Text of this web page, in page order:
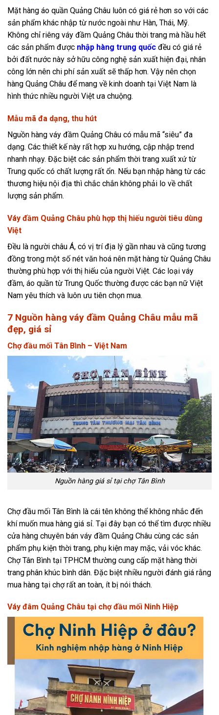
Mặt hàng áo quần Quảng Châu luôn có giá rẻ hơn so với các
sản phẩm khác nhập từ nước ngoài như Hàn, Thái, Mỹ.
Không chỉ riêng váy đầm Quảng Châu thời trang mà hầu hết
các sản phẩm được nhập hàng trung quốc đều có giá rẻ
bởi đất nước này sở hữu công nghệ sản xuất hiện đại, nhân
công lớn nên chi phí sản xuất sẽ thấp hơn. Vậy nên chọn
hàng Quảng Châu để mang về kinh doanh tại Việt Nam là
hình thức nhiều người Việt ưa chuộng.
Mẫu mã đa dạng, thu hút
Nguồn hàng váy đầm Quảng Châu có mẫu mã “siêu” đa
dạng. Các thiết kế này rất hợp xu hướng, cập nhập trend
nhanh nhạy. Đặc biệt các sản phẩm thời trang xuất xứ từ
Trung quốc có chất lượng rất ổn. Nếu bạn nhập hàng từ các
thương hiệu nội địa thì chắc chắn không phải lo về chất
lượng sản phẩm.
Váy đầm Quảng Châu phù hợp thị hiếu người tiêu dùng
Việt
Đều là người châu Á, có vị trí địa lý gần nhau và cũng tương
đồng trong một số nét văn hoá nên mặt hàng từ Quảng Châu
thường phù hợp với thị hiếu của người Việt. Các loại váy
đầm, áo quần từ Trung Quốc thường được các bạn nữ Việt
Nam yêu thích và luôn ưu tiên chọn mua.
7 Nguồn hàng váy đầm Quảng Châu mẫu mã
đẹp, giá sỉ
Chợ đầu mối Tân Bình – Việt Nam
Nguồn hàng giá sỉ tại chợ Tân Bình
Chợ đầu mối Tân Bình là cái tên không thể không nhắc đến
khí muốn mua hàng giá sỉ. Tại đây bạn có thể tìm được nhiều
cửa hàng chuyên bán váy đầm Quảng Châu cùng các sản
phẩm phụ kiện thời trang, phụ kiện may mặc, vải vóc khác.
Chợ Tân Bình tại TPHCM thường cung cấp mặt hàng thời
trang phân khúc bình dân. Đặc biệt nhiều người đánh giá rằng
mua hàng tại chợ rất an toàn, ít bị nói thách.
Váy đâm Quảng Châu tại chợ đầu mối Ninh Hiệp